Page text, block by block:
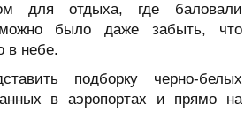
для отдыха, где баловали
было даже забыть, что
в небе.
подборку черно-белых
в аэропортах и прямо на